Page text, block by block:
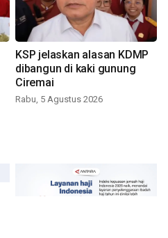
KSP jelaskan alasan KDMP
dibangun di kaki gunung
Ciremai
Rabu, 5 Agustus 2026